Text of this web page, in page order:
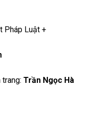
Pháp Luật +
Trần Ngọc Hà